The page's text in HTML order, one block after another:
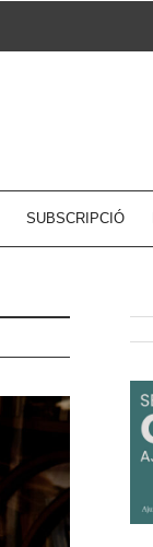
SUBSCRIPCIÓ